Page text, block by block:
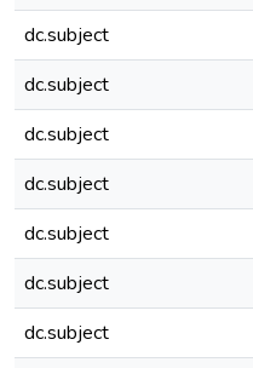
dc.subject
dc.subject
dc.subject
dc.subject
dc.subject
dc.subject
dc.subject